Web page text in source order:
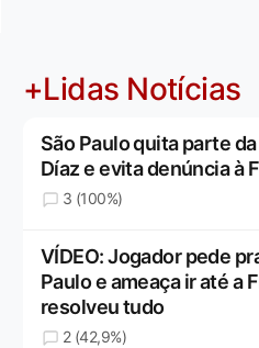
+Lidas Notícias
São Paulo quita parte
Díaz e evita denúncia à
3 (100%)
VÍDEO: Jogador pede
Paulo e ameaça ir até a
resolveu tudo
2 (42,9%)